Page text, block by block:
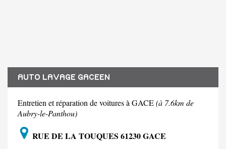
AUTO LAVAGE GACEEN
Entretien et réparation de voitures à GACE(à 7.6km de
Aubry-le-Panthou)
RUE DE LA TOUQUES 61230 GACE